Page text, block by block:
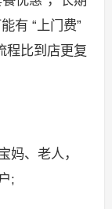
有 “上门费”
程比到店更复
、老人，
;